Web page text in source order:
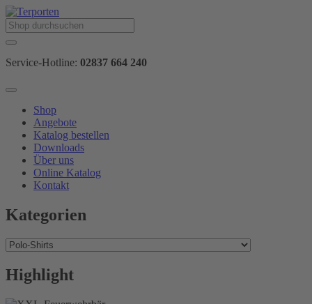
Service-Hotline: 02837 664 240
Shop
Angebote
Katalog bestellen
Downloads
Über uns
Online Katalog
Kontakt
Kategorien
Highlight